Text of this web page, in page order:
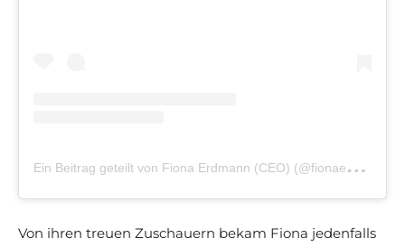
E
in Beitrag geteilt von Fiona Erdmann (CEO) (@fionaerdmann)
Von ihren treuen Zuschauern bekam Fiona jedenfalls